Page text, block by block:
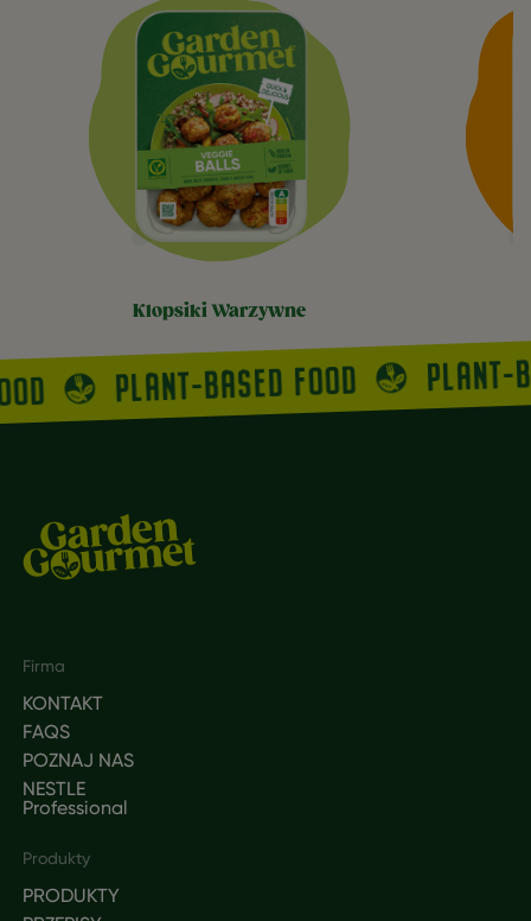
klopsiki warzywne
PLANT-BASED FOOD PLANT-
Footer
Firma
KONTAKT
FAQS
POZNAJ NAS
NESTLE
Professional
Produkty
PRODUKTY